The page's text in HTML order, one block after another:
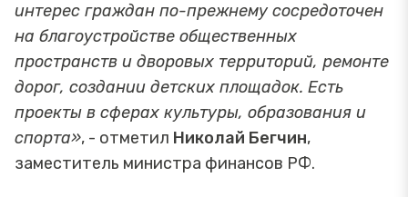
интерес граждан по-прежнему сосредоточен
на благоустройстве общественных
пространств и дворовых территорий, ремонте
дорог, создании детских площадок. Есть
проекты в сферах культуры, образования и
спорта», - отметил Николай Бегчин,
заместитель министра финансов РФ.